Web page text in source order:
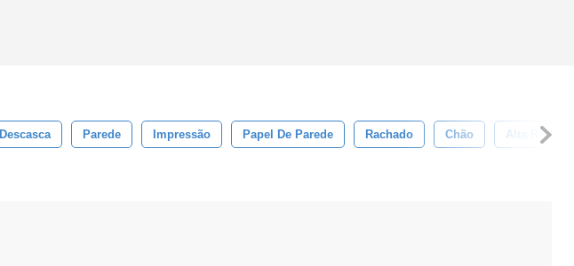
Descasca Parede Impressão Papel De Parede Rachado Chão Alta